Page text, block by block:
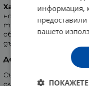
Характеристики:
номинална широчина /
mm
обиколка на
дължина на
Дерматологично
Съхранявайте на сухо
слънчева светлина!
информация,
вашето